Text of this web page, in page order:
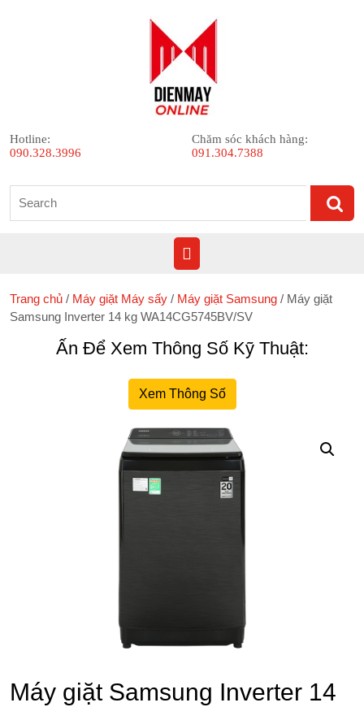
Hotline:
090.328.3996
Chăm sóc khách hàng:
091.304.7388
for:
Open
Button
Trang chủ / Máy giặt Máy sấy / Máy giặt Samsung / Máy giặt
Samsung Inverter 14 kg WA14CG5745BV/SV
Ấn Để Xem Thông Số Kỹ Thuật:
Xem Thông Số
Máy giặt Samsung Inverter 14